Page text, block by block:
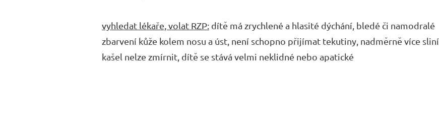
vyhledat lékaře, volat RZP: dítě má zrychlené a hlasité dýchání, bledé či namodralé
zbarvení kůže kolem nosu a úst, není schopno přijímat tekutiny, nadměrně více sliní,
kašel nelze zmírnit, dítě se stává velmi neklidné nebo apatické